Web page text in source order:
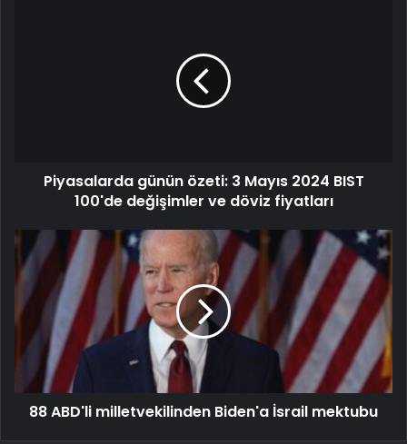
Piyasalarda günün özeti: 3 Mayıs 2024 BIST
100'de değişimler ve döviz fiyatları
88 ABD'li milletvekilinden Biden'a İsrail mektubu